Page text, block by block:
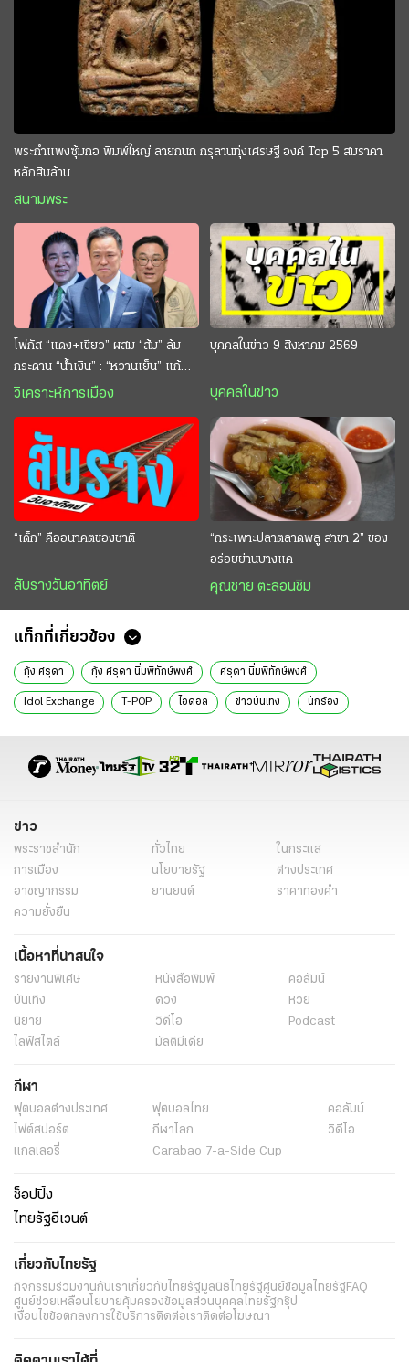
พระกำแพงซุ้มกอ พิมพ์ใหญ่ ลายกนก กรุลานทุ่งเศรษฐี องค์ Top 5 สมราคา
หลักสิบล้าน
สนามพระ
โฟกัส “แดง+เขียว” ผสม “ส้ม” ล้ม
กระดาน “นํ้าเงิน” : “หวานเย็น” แก้
กระหาย “อนุทิน” ดักตีกินสบาย
วิเคราะห์การเมือง
บุคคลในข่าว 9 สิงหาคม 2569
บุคคลในข่าว
“เด็ก” คืออนาคตของชาติ
สับรางวันอาทิตย์
“กระเพาะปลาตลาดพลู สาขา 2” ของ
อร่อยย่านบางแค
คุณชาย ตะลอนชิม
แท็กที่เกี่ยวข้อง
กุ้ง ศรุดา กุ้ง ศรุดา นิ่มพิทักษ์พงศ์ ศรุดา นิ่มพิทักษ์พงศ์
Idol Exchange T-POP ไอดอล ข่าวบันเทิง นักร้อง
ข่าว
พระราชสำนัก ทั่วไทย
ในกระแส
การเมือง
นโยบายรัฐ
ต่างประเทศ
อาชญากรรม
ยานยนต์
ราคาทองคำ
ความยั่งยืน
เนื้อหาที่น่าสนใจ
รายงานพิเศษ หนังสือพิมพ์
คอลัมน์
บันเทิง
ดวง
หวย
นิยาย
วิดีโอ
Podcast
ไลฟ์สไตล์
มัลติมีเดีย
กีฬา
ฟุตบอลต่่างประเทศ ฟุตบอลไทย
คอลัมน์
ไฟต์สปอร์ต
กีฬาโลก
วิดีโอ
แกลเลอรี่
Carabao 7-a-Side Cup
ช็อปปิ้ง
ไทยรัฐอีเวนต์
เกี่ยวกับไทยรัฐ
กิจกรรมร่วมงานกับเราเกี่ยวกับไทยรัฐมูลนิธิไทยรัฐศูนย์ข้อมูลไทยรัฐFAQ
ศูนย์ช่วยเหลือนโยบายคุ้มครองข้อมูลส่วนบุคคลไทยรัฐกรุ๊ป
เงื่อนไขข้อตกลงการใช้บริการติดต่อเราติดต่อโฆษณา